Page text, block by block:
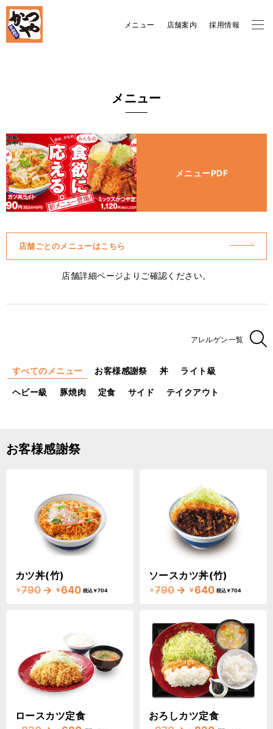
メニュー 店舗案内 採用情報
メニュー
メニューPDF
店舗ごとのメニューはこちら
店舗詳細ページよりご確認ください。
アレルゲン一覧
すべてのメニュー お客様感謝祭 丼 ライト級
ヘビー級 豚焼肉 定食 サイド テイクアウト
お客様感謝祭
カツ丼(竹)
￥790 → ￥640 税込￥704
ソースカツ丼(竹)
￥790 → ￥640 税込￥704
ロースカツ定食 おろしカツ定食